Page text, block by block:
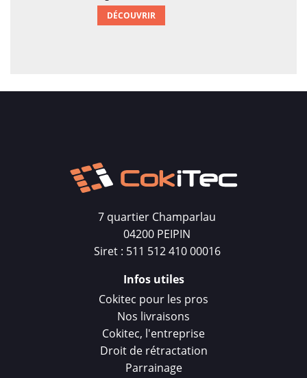
DÉCOUVRIR
7 quartier Champarlau
04200 PEIPIN
Siret : 511 512 410 00016
Infos utiles
Cokitec pour les pros
Nos livraisons
Cokitec, l'entreprise
Droit de rétractation
Parrainage